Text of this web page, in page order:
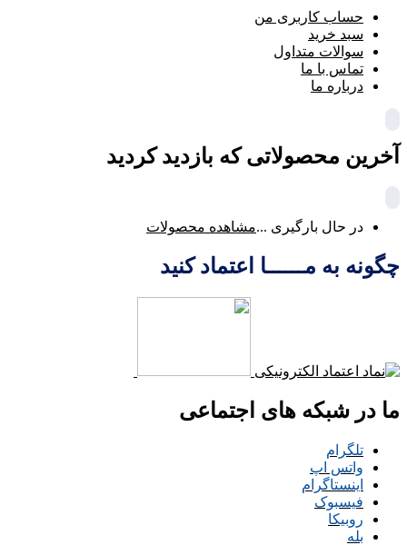
حساب کاربری من
سبد خرید
سوالات متداول
تماس با ما
درباره ما
آخرین محصولاتی که بازدید کردید
در حال بارگیری ...مشاهده محصولات
چگونه به مــــــا اعتماد کنید
ما در شبکه های اجتماعی
تلگرام
واتس اپ
اینستاگرام
فیسبوک
روبیکا
بله